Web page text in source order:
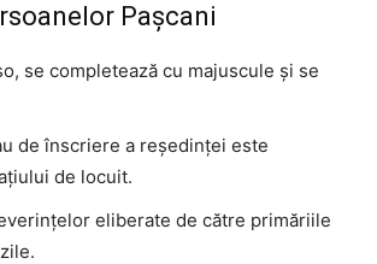
Pașcani
se completează cu majuscule și se
de înscriere a reședinței este
de locuit.
eliberate de către primăriile